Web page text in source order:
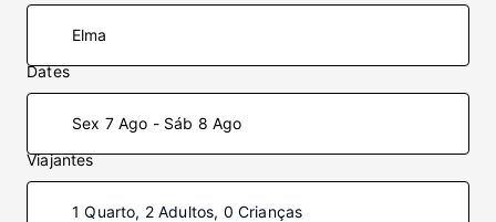
Dates
Sex 7 Ago - Sáb 8 Ago
Viajantes
1 Quarto, 2 Adultos, 0 Crianças